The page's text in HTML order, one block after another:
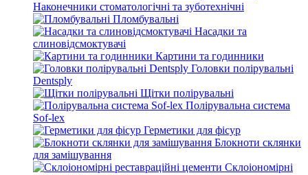
Наконечники стоматологічні та зуботехнічні
Пломбувальні
Насадки та
слиновідсмоктувачі
Картини та годинники
Головки полірувальні
Dentsply
Щітки полірувальні
Полірувальна система
Sof-lex
Герметики для фісур
Блокноти склянки
для замішування
Склоіономірні